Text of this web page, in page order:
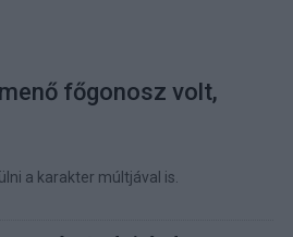
főgonosz volt,
a karakter múltjával is.